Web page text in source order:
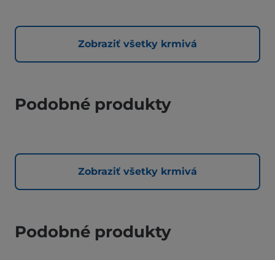
Zobraziť všetky krmivá
Podobné produkty
Zobraziť všetky krmivá
Podobné produkty